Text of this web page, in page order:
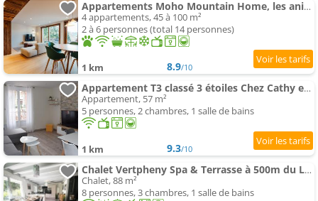
Appartements Moho Mountain Home, les animaux fantastiques
4 appartements, 45 à 100 m²
2 à 6 personnes (total 14 personnes)
1 km 8.9/10
Appartement T3 classé 3 étoiles Chez Cathy et Frank situé en plein centre de Gérardmer
Appartement, 57 m²
5 personnes, 2 chambres, 1 salle de bains
1 km 9.3/10
Chalet Vertpheny Spa & Terrasse à 500m du Lac de Gérardmer
Chalet, 88 m²
8 personnes, 3 chambres, 1 salle de bains